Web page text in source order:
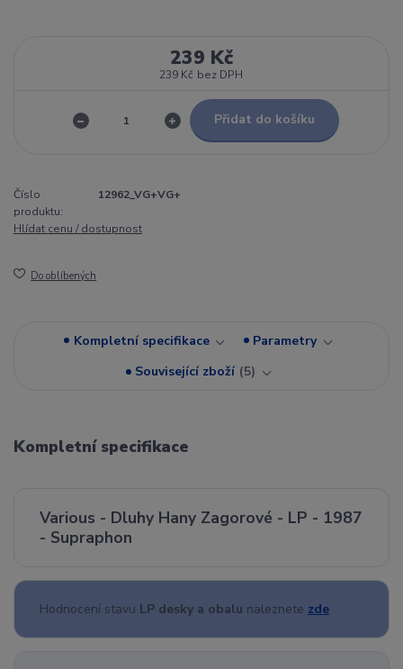
239 Kč
239 Kč bez DPH
Přidat do košíku
Číslo
produktu:
12962_VG+VG+
Hlídat cenu / dostupnost
Do oblíbených
Kompletní specifikace
Parametry
Související zboží 5
Kompletní specifikace
Various - Dluhy Hany Zagorové - LP - 1987
- Supraphon
Hodnocení stavu LP desky a obalu naleznete zde